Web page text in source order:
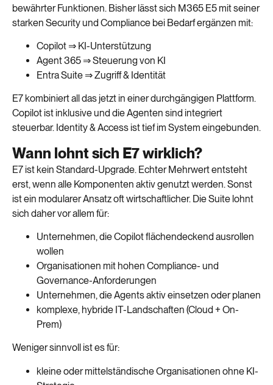
bewährter Funktionen. Bisher lässt sich M365 E5 mit seiner
starken Security und Compliance bei Bedarf ergänzen mit:
Copilot ⇒ KI-Unterstützung
Agent 365 ⇒ Steuerung von KI
Entra Suite ⇒ Zugriff & Identität
E7 kombiniert all das jetzt in einer durchgängigen Plattform.
Copilot ist inklusive und die Agenten sind integriert
steuerbar. Identity & Access ist tief im System eingebunden.
Wann lohnt sich E7 wirklich?
E7 ist kein Standard-Upgrade. Echter Mehrwert entsteht
erst, wenn alle Komponenten aktiv genutzt werden. Sonst
ist ein modularer Ansatz oft wirtschaftlicher. Die Suite lohnt
sich daher vor allem für:
Unternehmen, die Copilot flächendeckend ausrollen
wollen
Organisationen mit hohen Compliance- und
Governance-Anforderungen
Unternehmen, die Agents aktiv einsetzen oder planen
komplexe, hybride IT-Landschaften (Cloud + On-
Prem)
Weniger sinnvoll ist es für:
kleine oder mittelständische Organisationen ohne KI-